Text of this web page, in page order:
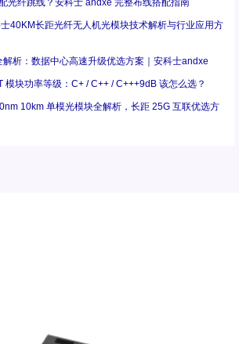
光纤跳线？安科士 andxe 完整布线搭配指南
40KM长距光纤无人机光模块技术解析与行业应用方
析：数据中心高速升级优选方案｜安科士andxe
模块功率等级：C+ / C++ / C+++9dB 该怎么选？
10km 单模光模块全解析，长距 25G 互联优选方